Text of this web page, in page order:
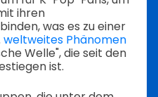
ihren
was es zu einer
weltweites Phänomen
Welle", die seit den
ist.